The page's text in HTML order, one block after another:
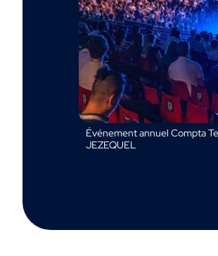
Événement annuel Compta
JEZEQUEL